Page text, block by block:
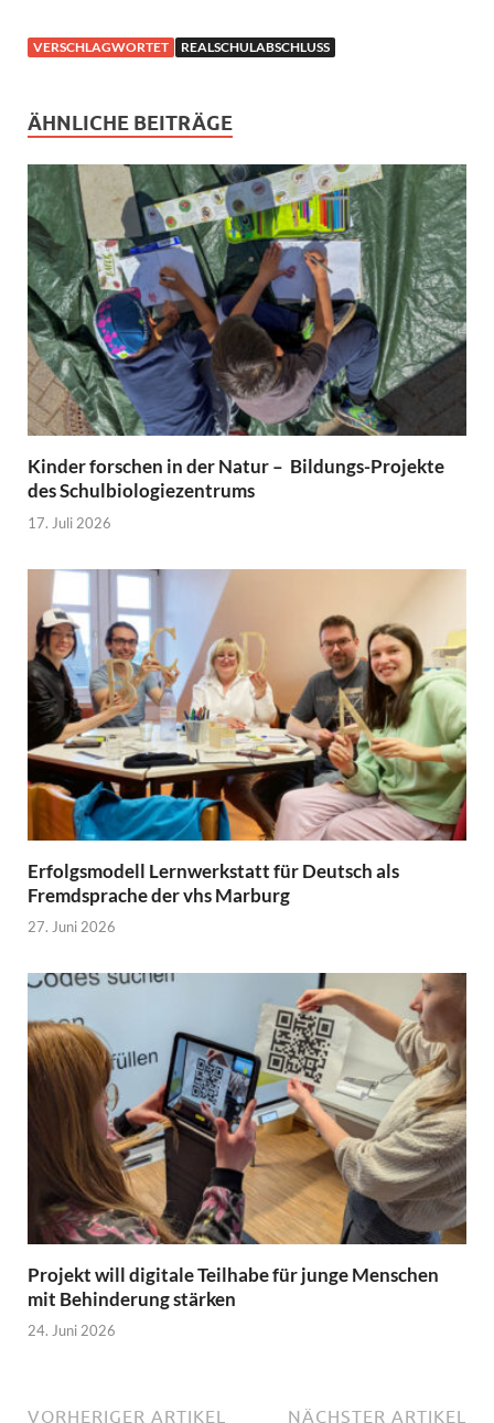
VERSCHLAGWORTET REALSCHULABSCHLUSS
ÄHNLICHE BEITRÄGE
Kinder forschen in der Natur – Bildungs-Projekte
des Schulbiologiezentrums
17. Juli 2026
Erfolgsmodell Lernwerkstatt für Deutsch als
Fremdsprache der vhs Marburg
27. Juni 2026
Projekt will digitale Teilhabe für junge Menschen
mit Behinderung stärken
24. Juni 2026
VORHERIGER ARTIKEL NÄCHSTER ARTIKEL